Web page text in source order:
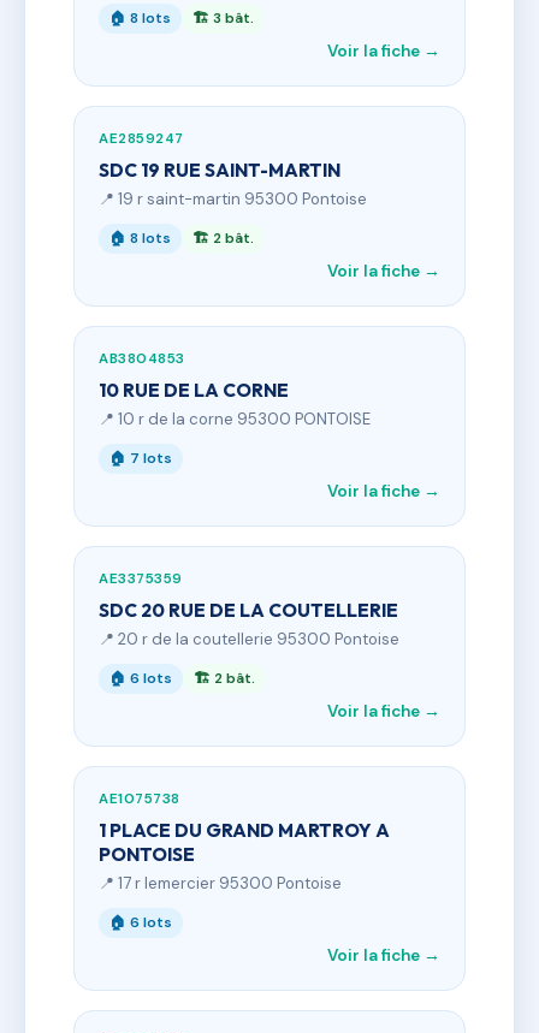
🏠 8 lots 🏗 3 bât.
Voir la fiche →
AE2859247
SDC 19 RUE SAINT-MARTIN
📍 19 r saint-martin 95300 Pontoise
🏠 8 lots 🏗 2 bât.
Voir la fiche →
AB3804853
10 RUE DE LA CORNE
📍 10 r de la corne 95300 PONTOISE
🏠 7 lots
Voir la fiche →
AE3375359
SDC 20 RUE DE LA COUTELLERIE
📍 20 r de la coutellerie 95300 Pontoise
🏠 6 lots 🏗 2 bât.
Voir la fiche →
AE1075738
1 PLACE DU GRAND MARTROY A
PONTOISE
📍 17 r lemercier 95300 Pontoise
🏠 6 lots
Voir la fiche →